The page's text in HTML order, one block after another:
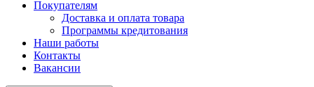
Покупателям
Доставка и оплата товара
Программы кредитования
Наши работы
Контакты
Вакансии